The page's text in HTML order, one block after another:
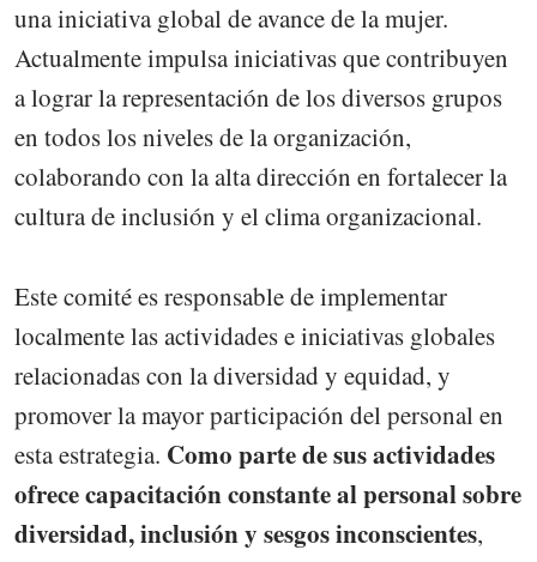
una iniciativa global de avance de la mujer.
Actualmente impulsa iniciativas que contribuyen
a lograr la representación de los diversos grupos
en todos los niveles de la organización,
colaborando con la alta dirección en fortalecer la
cultura de inclusión y el clima organizacional.
Este comité es responsable de implementar
localmente las actividades e iniciativas globales
relacionadas con la diversidad y equidad, y
promover la mayor participación del personal en
esta estrategia. Como parte de sus actividades
ofrece capacitación constante al personal sobre
diversidad, inclusión y sesgos inconscientes,